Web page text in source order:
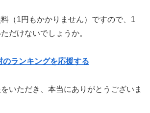
（1円もかかりません）ですので、1
だけないでしょうか。
のランキングを応援する
いただき、本当にありがとうございま